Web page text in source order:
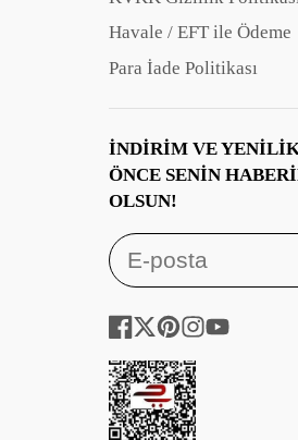
Havale / EFT ile Ödeme
Para İade Politikası
İNDIRIM VE
ÖNCE SENIN
OLSUN!